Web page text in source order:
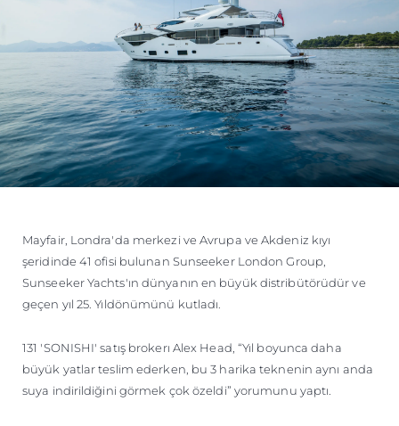
Mayfair, Londra'da merkezi ve Avrupa ve Akdeniz kıyı
şeridinde 41 ofisi bulunan Sunseeker London Group,
Sunseeker Yachts'ın dünyanın en büyük distribütörüdür ve
geçen yıl 25. Yıldönümünü kutladı.
131 'SONISHI' satış brokerı Alex Head, “Yıl boyunca daha
büyük yatlar teslim ederken, bu 3 harika teknenin aynı anda
suya indirildiğini görmek çok özeldi” yorumunu yaptı.